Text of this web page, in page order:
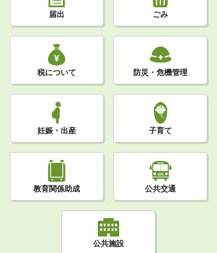
届出 ごみ
税について 防災・危機管理
妊娠・出産 子育て
教育関係助成 公共交通
公共施設